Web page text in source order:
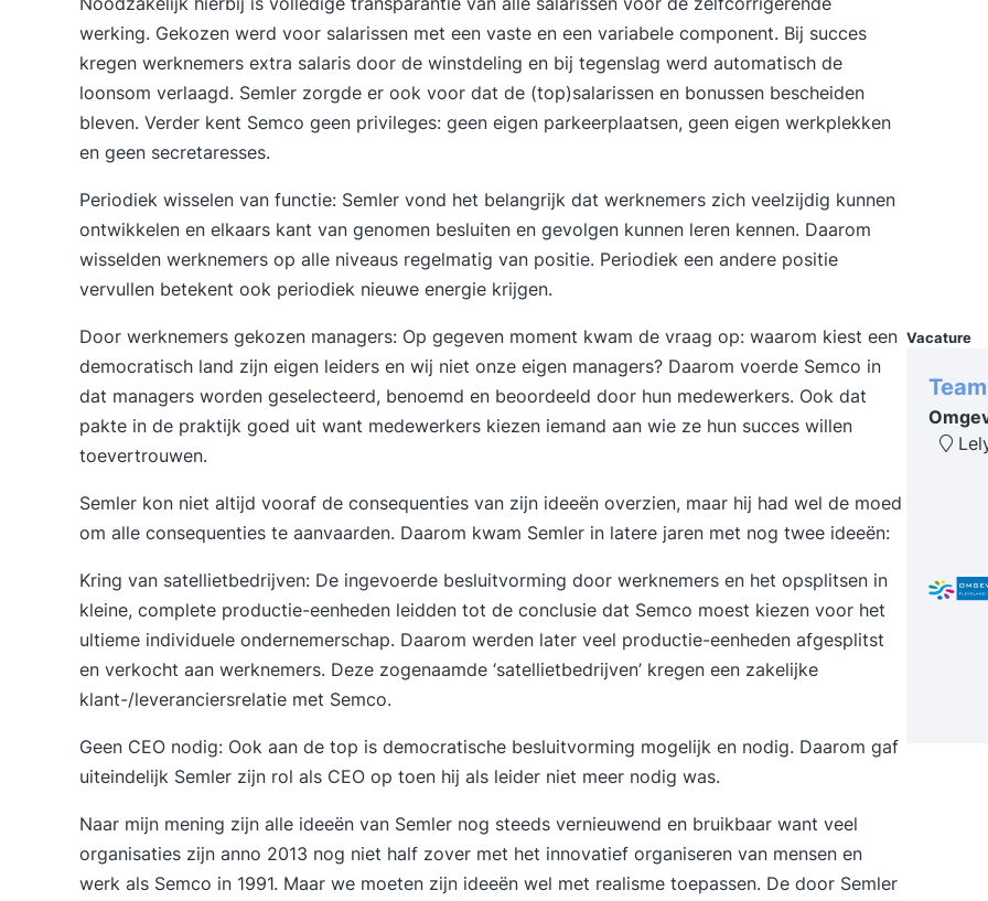
werking. Gekozen werd voor salarissen met een vaste en een variabele component. Bij succes
kregen werknemers extra salaris door de winstdeling en bij tegenslag werd automatisch de
loonsom verlaagd. Semler zorgde er ook voor dat de (top)salarissen en bonussen bescheiden
bleven. Verder kent Semco geen privileges: geen eigen parkeerplaatsen, geen eigen werkplekken
en geen secretaresses.
Periodiek wisselen van functie: Semler vond het belangrijk dat werknemers zich veelzijdig kunnen
ontwikkelen en elkaars kant van genomen besluiten en gevolgen kunnen leren kennen. Daarom
wisselden werknemers op alle niveaus regelmatig van positie. Periodiek een andere positie
vervullen betekent ook periodiek nieuwe energie krijgen.
Door werknemers gekozen managers: Op gegeven moment kwam de vraag op: waarom kiest een
democratisch land zijn eigen leiders en wij niet onze eigen managers? Daarom voerde Semco in
dat managers worden geselecteerd, benoemd en beoordeeld door hun medewerkers. Ook dat
pakte in de praktijk goed uit want medewerkers kiezen iemand aan wie ze hun succes willen
toevertrouwen.
Semler kon niet altijd vooraf de consequenties van zijn ideeën overzien, maar hij had wel de moed
om alle consequenties te aanvaarden. Daarom kwam Semler in latere jaren met nog twee ideeën:
Kring van satellietbedrijven: De ingevoerde besluitvorming door werknemers en het opsplitsen in
kleine, complete productie-eenheden leidden tot de conclusie dat Semco moest kiezen voor het
ultieme individuele ondernemerschap. Daarom werden later veel productie-eenheden afgesplitst
en verkocht aan werknemers. Deze zogenaamde ‘satellietbedrijven’ kregen een zakelijke
klant-/leveranciersrelatie met Semco.
Geen CEO nodig: Ook aan de top is democratische besluitvorming mogelijk en nodig. Daarom gaf
uiteindelijk Semler zijn rol als CEO op toen hij als leider niet meer nodig was.
Naar mijn mening zijn alle ideeën van Semler nog steeds vernieuwend en bruikbaar want veel
organisaties zijn anno 2013 nog niet half zover met het innovatief organiseren van mensen en
werk als Semco in 1991. Maar we moeten zijn ideeën wel met realisme toepassen. De door Semler
Vacature